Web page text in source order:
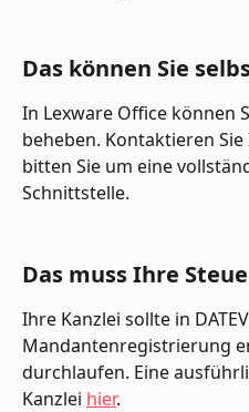
Das können Sie
In Lexware Office können
beheben. Kontaktieren
bitten Sie um eine
Schnittstelle.
Das muss Ihre
Ihre Kanzlei sollte in
Mandantenregistrierung
durchlaufen. Eine
Kanzlei hier.